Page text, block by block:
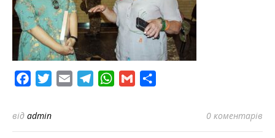
FacebookTwitterEmail TelegramWhatsApp
Gmail
від admin 0 коментарів